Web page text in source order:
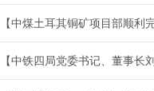
【中煤土耳其铜矿项目部顺利
【中铁四局党委书记、董事长